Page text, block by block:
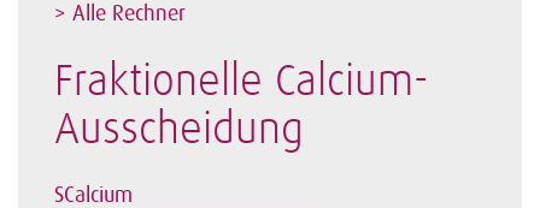
> Alle Rechner
Fraktionelle Calcium-
Ausscheidung
SCalcium